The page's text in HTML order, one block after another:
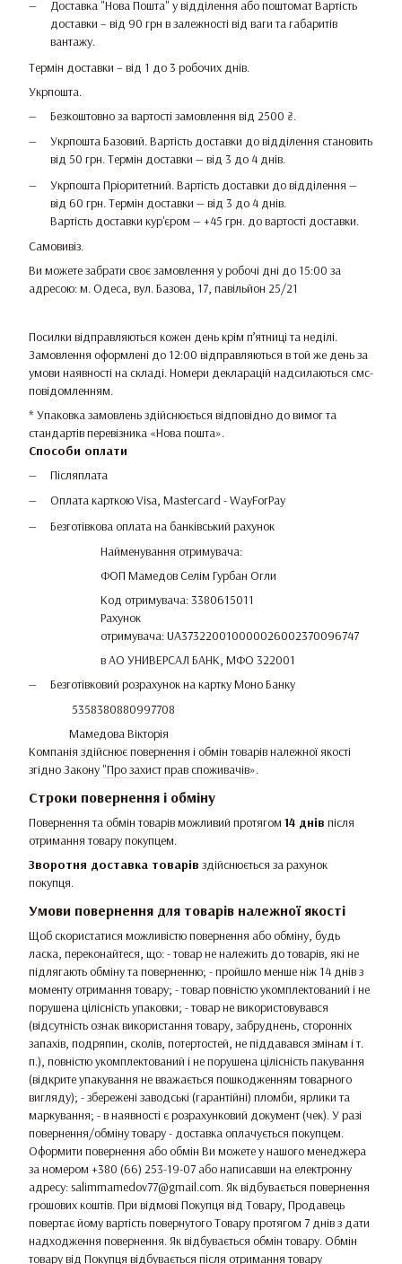
Доставка "Нова Пошта" у відділення або поштомат Вартість
доставки – від 90 грн в залежності від ваги та габаритів
вантажу.
Термін доставки – від 1 до 3 робочих днів.
Укрпошта.
Безкоштовно за вартості замовлення від 2500 ₴.
Укрпошта Базовий. Вартість доставки до відділення становить
від 50 грн. Термін доставки — від 3 до 4 днів.
Укрпошта Пріоритетний. Вартість доставки до відділення —
від 60 грн. Термін доставки — від 3 до 4 днів.
Вартість доставки кур'єром — +45 грн. до вартості доставки.
Самовивіз.
Ви можете забрати своє замовлення у робочі дні до 15:00 за
адресою: м. Одеса, вул. Базова, 17, павільйон 25/21
Посилки відправляються кожен день крім п’ятниці та неділі.
Замовлення оформлені до 12:00 відправляються в той же день за
умови наявності на складі. Номери декларацій надсилаються смс-
повідомленням.
* Упаковка замовлень здійснюється відповідно до вимог та
стандартів перевізника «Нова пошта».
Способи оплати
Післяплата
Оплата карткою Visa, Mastercard - WayForPay
Безготівкова оплата на банківський рахунок
Найменування отримувача:
ФОП Мамедов Селім Гурбан Огли
Код отримувача: 3380615011
Рахунок
отримувача: UA373220010000026002370096747
в АО УНИВЕРСАЛ БАНК, МФО 322001
Безготівковий розрахунок на картку Моно Банку
5358380880997708
Мамедова Вікторія
Компанія здійснює повернення і обмін товарів належної якості
згідно Закону "Про захист прав споживачів».
Строки повернення і обміну
Повернення та обмін товарів можливий протягом 14 днів після
отримання товару покупцем.
Зворотня доставка товарів здійснюється за рахунок
покупця.
Умови повернення для товарів належної якості
Щоб скористатися можливістю повернення або обміну, будь
ласка, переконайтеся, що: - товар не належить до товарів, які не
підлягають обміну та поверненню; - пройшло менше ніж 14 днів з
моменту отримання товару; - товар повністю укомплектований і не
порушена цілісність упаковки; - товар не використовувався
(відсутність ознак використання товару, забруднень, сторонніх
запахів, подряпин, сколів, потертостей, не піддавався змінам і т.
п.), повністю укомплектований і не порушена цілісність пакування
(відкрите упакування не вважається пошкодженням товарного
вигляду); - збережені заводські (гарантійні) пломби, ярлики та
маркування; - в наявності є розрахунковий документ (чек). У разі
повернення/обміну товару - доставка оплачується покупцем.
Оформити повернення або обмін Ви можете у нашого менеджера
за номером +380 (66) 253-19-07 або написавши на електронну
адресу: salimmamedov77@gmail.com. Як відбувається повернення
грошових коштів. При відмові Покупця від Товару, Продавець
повертає йому вартість повернутого Товару протягом 7 днів з дати
надходження повернення. Як відбувається обмін товару. Обмін
товару від Покупця відбувається після отримання товару